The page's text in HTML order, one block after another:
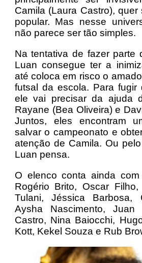
Camila (Laura Castro),
popular. Mas nesse
não parece ser tão simples.
Na tentativa de fazer parte
Luan consegue ter a
até coloca em risco o
futsal da escola. Para fugir
ele vai precisar da ajuda
Rayane (Bea Oliveira) e
Juntos, eles encontram
salvar o campeonato e
atenção de Camila. Ou
Luan pensa.
O elenco conta ainda com
Rogério Brito, Oscar
Tulani, Jéssica Barbosa,
Aysha Nascimento, Juan
Castro, Nina Baiocchi,
Kott, Kekel Souza e Rub